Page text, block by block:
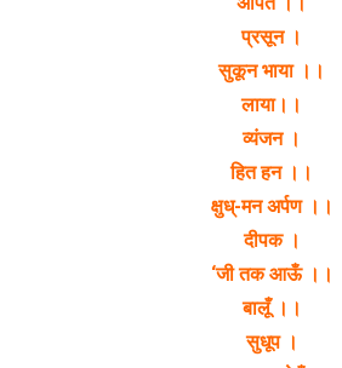
प्रसून ।
सुकून भाया ।।
लाया।।
व्यंजन ।
हित हन ।।
क्षुध्-मन अर्पण ।।
दीपक ।
‘जी तक आऊँ ।।
बालूँ ।।
सुधूप ।